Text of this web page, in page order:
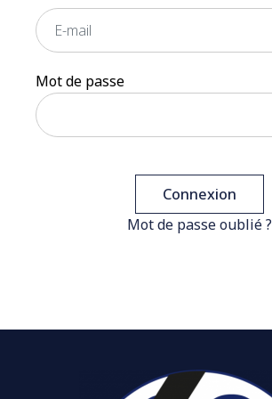
E-mail
Mot de passe
Mot de passe oublié ?